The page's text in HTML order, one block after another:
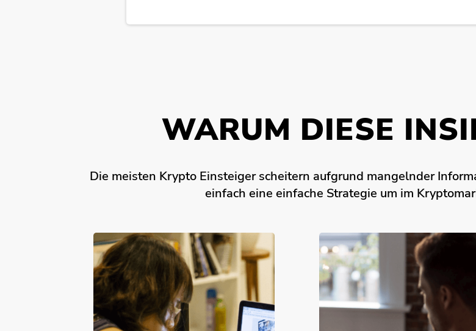
WARUM DIESE
Die meisten Krypto Einsteiger scheitern aufgrund mangelnder
einfach eine einfache Strategie um im